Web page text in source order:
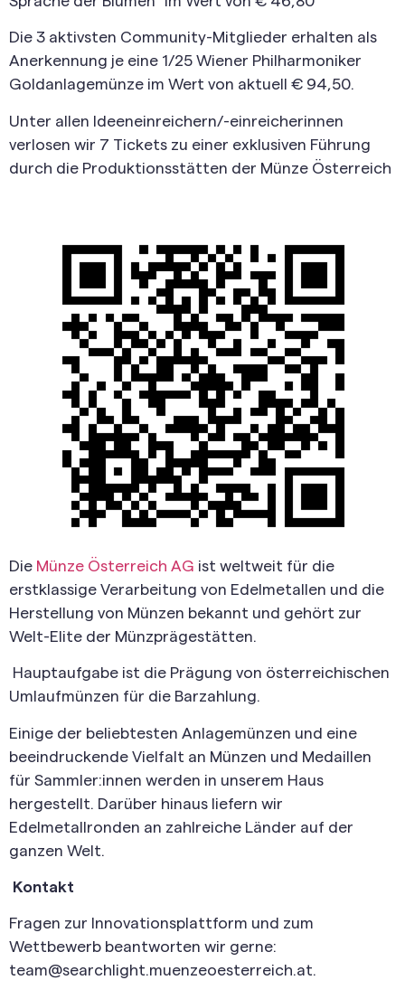
Die 3 aktivsten Community-Mitglieder erhalten als
Anerkennung je eine 1/25 Wiener Philharmoniker
Goldanlagemünze im Wert von aktuell € 94,50.
Unter allen Ideeneinreichern/-einreicherinnen
verlosen wir 7 Tickets zu einer exklusiven Führung
durch die Produktionsstätten der Münze Österreich
Die Münze Österreich AG ist weltweit für die
erstklassige Verarbeitung von Edelmetallen und die
Herstellung von Münzen bekannt und gehört zur
Welt-Elite der Münzprägestätten.
Hauptaufgabe ist die Prägung von österreichischen
Umlaufmünzen für die Barzahlung.
Einige der beliebtesten Anlagemünzen und eine
beeindruckende Vielfalt an Münzen und Medaillen
für Sammler:innen werden in unserem Haus
hergestellt. Darüber hinaus liefern wir
Edelmetallronden an zahlreiche Länder auf der
ganzen Welt.
Kontakt
Fragen zur Innovationsplattform und zum
Wettbewerb beantworten wir gerne:
team@searchlight.muenzeoesterreich.at.